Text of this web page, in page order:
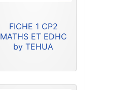
FICHE 1 CP2
MATHS ET EDHC
by TEHUA